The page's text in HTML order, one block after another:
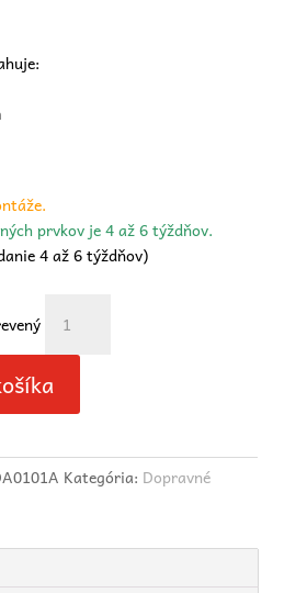
prvkov je 4 až 6 týždňov.
4 až 6 týždňov)
Kategória: Dopravné